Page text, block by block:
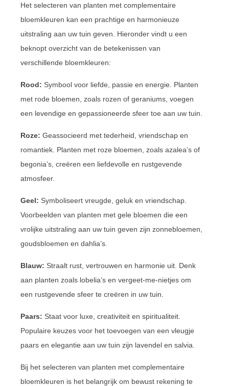
Het selecteren van planten met complementaire
bloemkleuren kan een prachtige en harmonieuze
uitstraling aan uw tuin geven. Hieronder vindt u een
beknopt overzicht van de betekenissen van
verschillende bloemkleuren:
Rood: Symbool voor liefde, passie en energie. Planten
met rode bloemen, zoals rozen of geraniums, voegen
een levendige en gepassioneerde sfeer toe aan uw tuin.
Roze: Geassocieerd met tederheid, vriendschap en
romantiek. Planten met roze bloemen, zoals azalea’s of
begonia’s, creëren een liefdevolle en rustgevende
atmosfeer.
Geel: Symboliseert vreugde, geluk en vriendschap.
Voorbeelden van planten met gele bloemen die een
vrolijke uitstraling aan uw tuin geven zijn zonnebloemen,
goudsbloemen en dahlia’s.
Blauw: Straalt rust, vertrouwen en harmonie uit. Denk
aan planten zoals lobelia’s en vergeet-me-nietjes om
een rustgevende sfeer te creëren in uw tuin.
Paars: Staat voor luxe, creativiteit en spiritualiteit.
Populaire keuzes voor het toevoegen van een vleugje
paars en elegantie aan uw tuin zijn lavendel en salvia.
Bij het selecteren van planten met complementaire
bloemkleuren is het belangrijk om bewust rekening te